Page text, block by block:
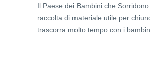
Il Paese dei Bambini che
raccolta di materiale utile per
trascorra molto tempo con i